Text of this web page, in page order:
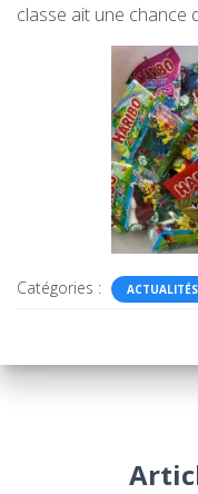
classe ait une chance
Catégories : ACTUALITÉS